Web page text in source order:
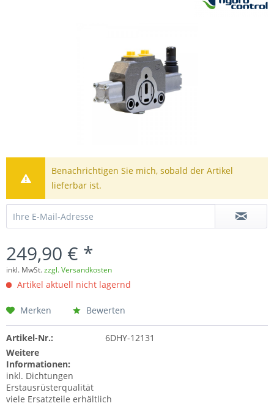
Benachrichtigen Sie mich, sobald der Artikel
lieferbar ist.
249,90 € *
inkl. MwSt.zzgl. Versandkosten
Artikel aktuell nicht lagernd
Merken Bewerten
Artikel-Nr.:
6DHY-12131
Weitere
Informationen:
inkl. Dichtungen
Erstausrüsterqualität
viele Ersatzteile erhältlich